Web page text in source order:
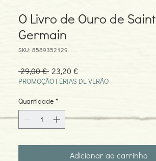
O Livro de Ouro de Saint
Germain
SKU: 8589352129
29,00 € Preço
normal
23,20 €Preço
promocional
PROMOÇÃO FÉRIAS DE VERÃO
Quantidade *
Adicionar ao carrinho